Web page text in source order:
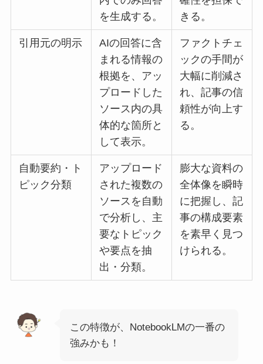
を生成する。
きる。
引用元の明示
AIの回答に含
まれる情報の
根拠を、アッ
プロードした
ソース内の具
体的な箇所と
して表示。
ファクトチェ
ックの手間が
大幅に削減さ
れ、記事の信
頼性が向上す
る。
自動要約・ト
ピック分類
アップロード
された複数の
ソースを自動
で分析し、主
要なトピック
や要点を抽
出・分類。
膨大な資料の
全体像を瞬時
に把握し、記
事の構成要素
を素早く見つ
けられる。
この特徴が、NotebookLMの一番の
強みかも！